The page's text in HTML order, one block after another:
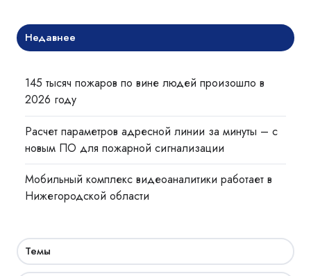
Недавнее
145 тысяч пожаров по вине людей произошло в
2026 году
Расчет параметров адресной линии за минуты – с
новым ПО для пожарной сигнализации
Мобильный комплекс видеоаналитики работает в
Нижегородской области
Темы